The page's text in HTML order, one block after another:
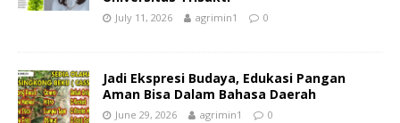
July 11, 2026 agrimin1 0
Jadi Ekspresi Budaya, Edukasi Pangan
Aman Bisa Dalam Bahasa Daerah
June 29, 2026 agrimin1 0